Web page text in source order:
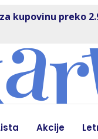
kupovinu preko
Akcije